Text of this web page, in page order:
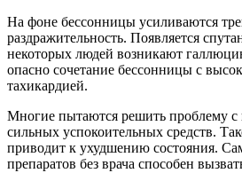
На фоне бессонницы усиливаются
раздражительность. Появляется
некоторых людей возникают
опасно сочетание бессонницы с
тахикардией.
Многие пытаются решить проблему
сильных успокоительных средств.
приводит к ухудшению состояния.
препаратов без врача способен